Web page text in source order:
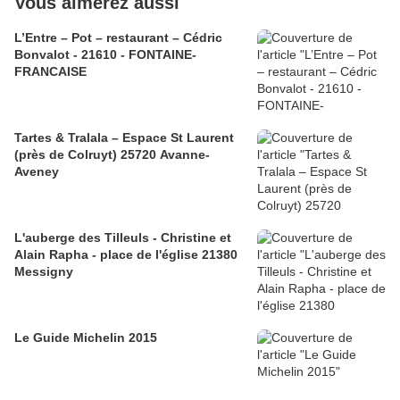
L’Entre – Pot – restaurant – Cédric
Bonvalot - 21610 - FONTAINE-
FRANCAISE
Tartes & Tralala – Espace St Laurent
(près de Colruyt) 25720 Avanne-
Aveney
L'auberge des Tilleuls - Christine et
Alain Rapha - place de l'église 21380
Messigny
Le Guide Michelin 2015